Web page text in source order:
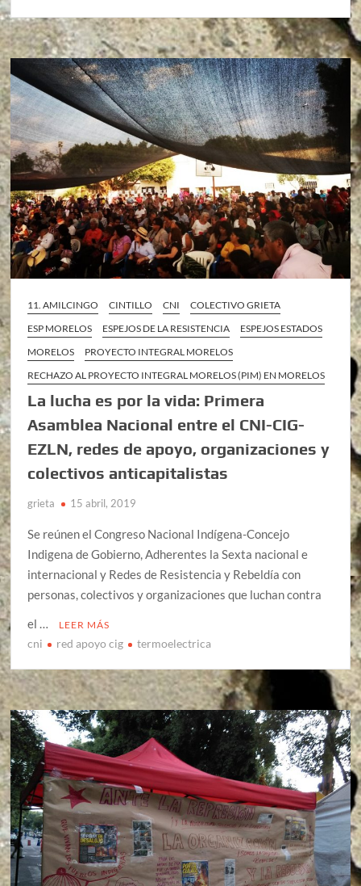
11. AMILCINGO CINTILLO CNI
COLECTIVO GRIETA
ESP MORELOS
ESPEJOS DE LA RESISTENCIA
ESPEJOS ESTADOS
MORELOS
PROYECTO INTEGRAL MORELOS
RECHAZO AL PROYECTO INTEGRAL MORELOS (PIM) EN MORELOS
La lucha es por la vida: Primera
Asamblea Nacional entre el CNI-CIG-
EZLN, redes de apoyo, organizaciones y
colectivos anticapitalistas
grieta 15 abril, 2019
Se reúnen el Congreso Nacional Indígena-Concejo
Indigena de Gobierno, Adherentes la Sexta nacional e
internacional y Redes de Resistencia y Rebeldía con
personas, colectivos y organizaciones que luchan contra
el …
LEER MÁS
cni red apoyo cig termoelectrica